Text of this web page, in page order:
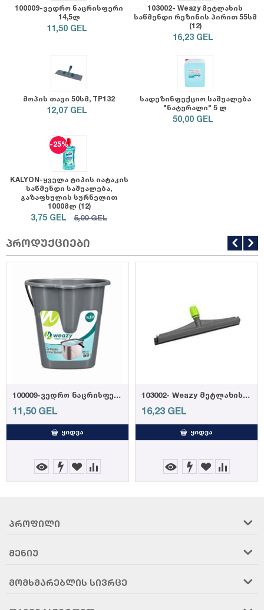
100009-ვედრო ნაცრისფერი
14,5ლ
11,50 GEL
103002- Weazy მეტლახის
საწმენდი რეზინის პირით 55სმ
(12)
16,23 GEL
მოპის თავი 50სმ, TP132
12,07 GEL
სადეზინფექციო საშუალება
"ნატურალი" 5 ლ
50,00 GEL
-25%
KALYON-ყველა ტიპის იატაკის
საწმენდი საშუალება,
გაზაფხულის სურნელით
1000მლ (12)
3,75 GEL 5,00 GEL
პროდუქციები
100009-ვედრო ნაცრისფერი 14,5ლ
11,50 GEL
ᲧᲘᲓᲕᲐ
103002- Weazy მეტლახის საწმენდი რეზინის პ...
16,23 GEL
ᲧᲘᲓᲕᲐ
ᲞᲠᲝᲤᲘᲚᲘ
ᲛᲔᲜᲘᲣ
ᲛᲝᲛᲮᲛᲐᲠᲔᲑᲚᲘᲡ ᲡᲘᲕᲠᲪᲔ